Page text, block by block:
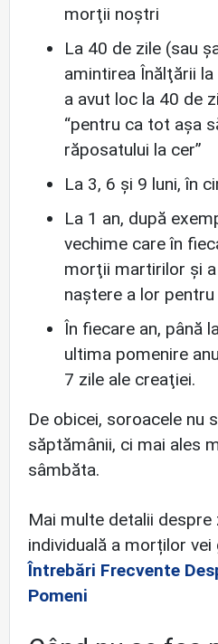
morţii noştri
La 40 de zile (sau
amintirea Înălţării
a avut loc la 40 de
“pentru ca tot aşa
răposatului la cer”
La 3, 6 și 9 luni, în
La 1 an, după
vechime care în
morţii martirilor şi
naştere a lor
În fiecare an, până
ultima pomenire
7 zile ale creaţiei.
De obicei, soroacele nu
săptămânii, ci mai ales
sâmbăta.
Mai multe detalii despre
individuală a morților vei
Întrebări Frecvente
Pomeni